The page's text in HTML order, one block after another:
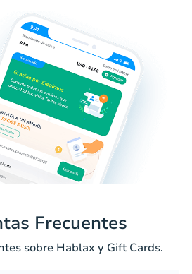
Frecuentes
sobre Hablax y Gift Cards.